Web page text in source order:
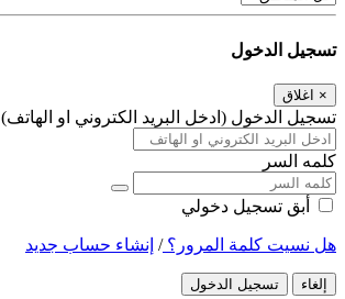
تسجيل الدخول
× اغلاق
تسجيل الدخول (ادخل البريد الكتروني او الهاتف)
كلمه السر
أبق تسجيل دخولي
هل نسيت كلمة المرور؟/ إنشاء حساب جديد
إلغاء تسجيل الدخول